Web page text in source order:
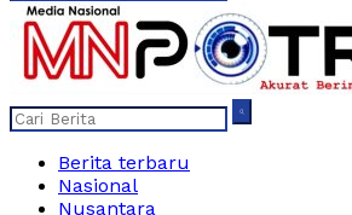
Berita terbaru
Nasional
Nusantara